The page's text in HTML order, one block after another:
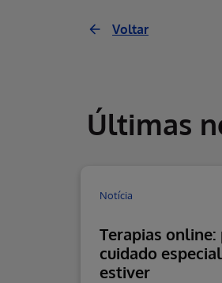
Voltar
Últimas
Notícia
Terapias
cuidado
estiver